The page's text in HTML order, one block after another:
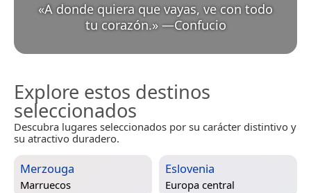
«A donde quiera que vayas, ve con todo
tu corazón.» —Confucio
Explore estos destinos
seleccionados
Descubra lugares seleccionados por su carácter distintivo y
su atractivo duradero.
Merzouga
Marruecos
Eslovenia
Europa central